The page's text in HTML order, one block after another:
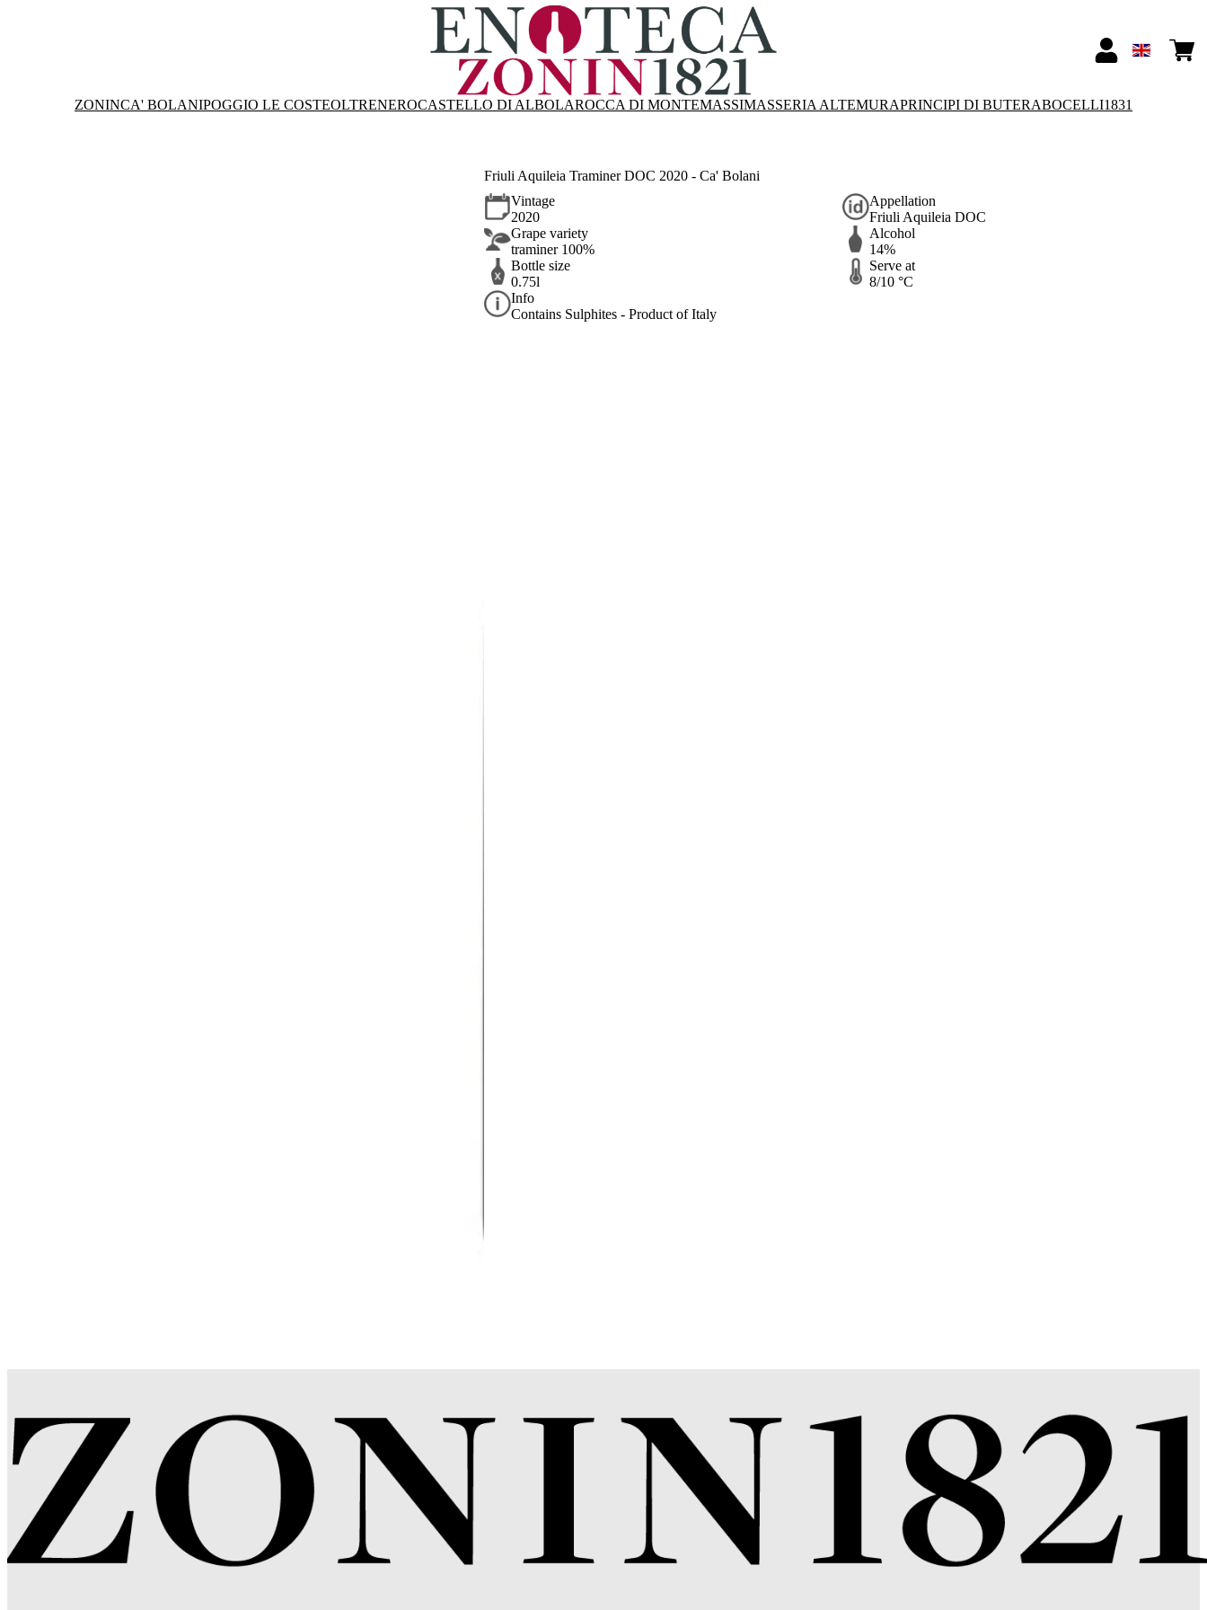
ZONINCA' BOLANIPOGGIO LE COSTEOLTRENEROCASTELLO DI ALBOLAROCCA DI MONTEMASSIMASSERIA ALTEMURAPRINCIPI DI BUTERABOCELLI1831
Friuli Aquileia Traminer DOC 2020 - Ca' Bolani
Vintage
2020
Appellation
Friuli Aquileia DOC
Grape variety
traminer 100%
Alcohol
14%
Bottle size
0.75l
Serve at
8/10 °C
Info
Contains Sulphites - Product of Italy